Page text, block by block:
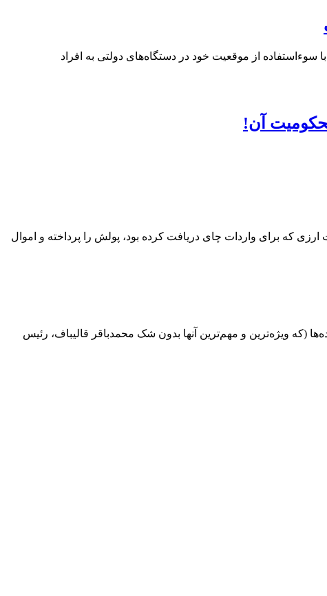
از موقعیت خود در دستگاه‌های دولتی به افراد
آن!
که برای واردات چای دریافت کرده بود، پولش را پرداخته و اموال
و سایر نماینده‌ها (که ویژه‌ترین و مهم‌ترین آنها بدون شک محمدباقر قالیباف، رئیس